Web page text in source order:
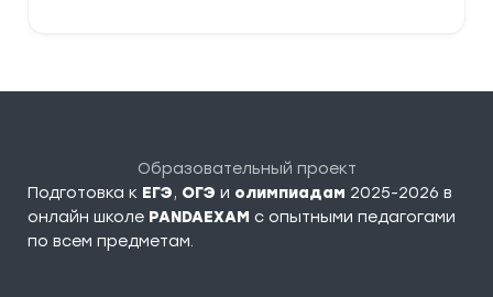
Образовательный проект
Подготовка к ЕГЭ, ОГЭ и олимпиадам 2025-2026 в
онлайн школе PANDAEXAM c опытными педагогами
по всем предметам.